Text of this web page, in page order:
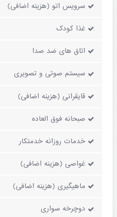
سرویس اتو (هزینه اضافی)
غذا کودک
اتاق های ضد صدا
سیستم صوتی و تصویری
قایقرانی (هزینه اضافی)
صبحانه فوق العاده
خدمات روزانه خدمتکار
غواصی (هزینه اضافی)
ماهیگیری (هزینه اضافی)
دوچرخه سواری